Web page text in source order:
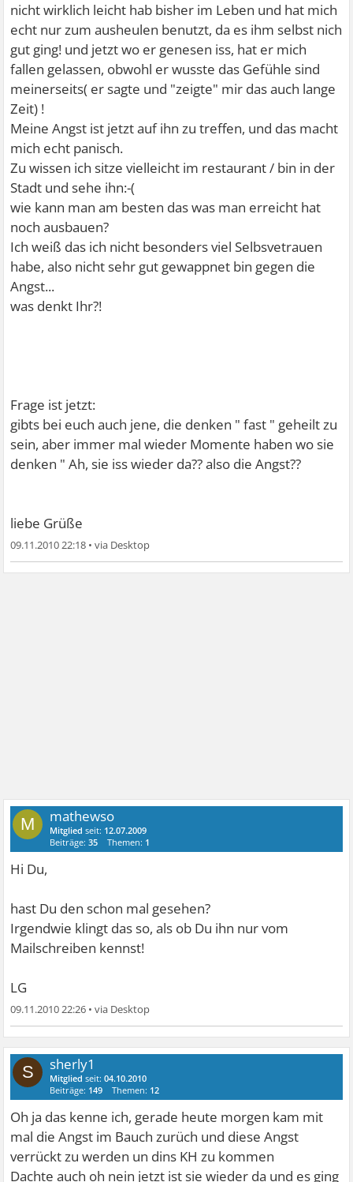
nicht wirklich leicht hab bisher im Leben und hat mich
echt nur zum ausheulen benutzt, da es ihm selbst nich
gut ging! und jetzt wo er genesen iss, hat er mich
fallen gelassen, obwohl er wusste das Gefühle sind
meinerseits( er sagte und "zeigte" mir das auch lange
Zeit) !
Meine Angst ist jetzt auf ihn zu treffen, und das macht
mich echt panisch.
Zu wissen ich sitze vielleicht im restaurant / bin in der
Stadt und sehe ihn:-(
wie kann man am besten das was man erreicht hat
noch ausbauen?
Ich weiß das ich nicht besonders viel Selbsvetrauen
habe, also nicht sehr gut gewappnet bin gegen die
Angst...
was denkt Ihr?!
Frage ist jetzt:
gibts bei euch auch jene, die denken " fast " geheilt zu
sein, aber immer mal wieder Momente haben wo sie
denken " Ah, sie iss wieder da?? also die Angst??
liebe Grüße
09.11.2010 22:18 •
M mathewso
Mitglied seit: 12.07.2009
Beiträge:35 Themen: 1
Hi Du,
hast Du den schon mal gesehen?
Irgendwie klingt das so, als ob Du ihn nur vom
Mailschreiben kennst!
LG
09.11.2010 22:26 •
S sherly1
Mitglied seit:04.10.2010
Beiträge: 149 Themen: 12
Oh ja das kenne ich, gerade heute morgen kam mit
mal die Angst im Bauch zurüch und diese Angst
verrückt zu werden un dins KH zu kommen
Dachte auch oh nein jetzt ist sie wieder da und es ging